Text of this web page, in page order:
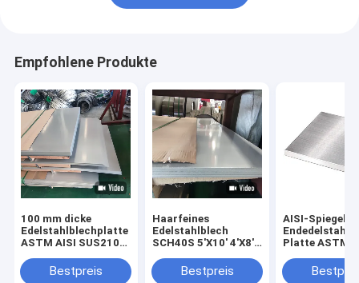
Empfohlene Produkte
100 mm dicke
Edelstahlblechplatte
ASTM AISI SUS210
Matt-Finish
Bestpreis
Haarfeines
Edelstahlblech
SCH40S 5'X10' 4'X8'
DuplexBestpreis
AISI-Spiegel-
Platte ASTM
1000mm